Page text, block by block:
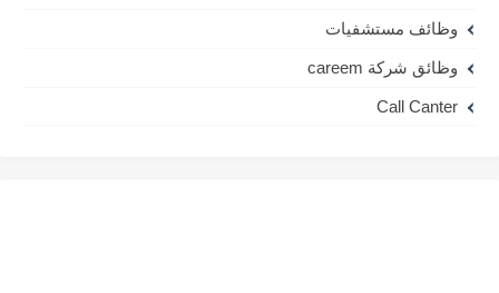
وظائف مستشفيات
وظائق شركة careem
Call Canter